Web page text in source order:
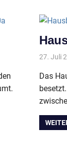
27. Juli
Das